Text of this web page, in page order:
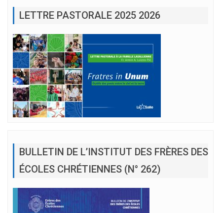
LETTRE PASTORALE 2025 2026
BULLETIN DE L’INSTITUT DES FRÈRES DES
ÉCOLES CHRÉTIENNES (N° 262)